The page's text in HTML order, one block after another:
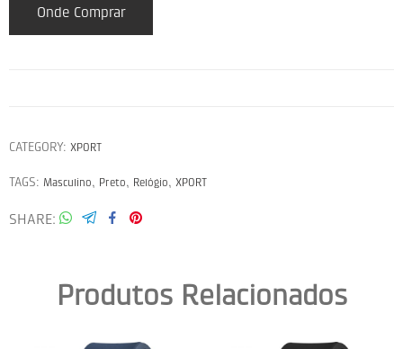
Onde Comprar
CATEGORY: XPORT
TAGS: Masculino, Preto, Relógio, XPORT
SHARE
Produtos Relacionados